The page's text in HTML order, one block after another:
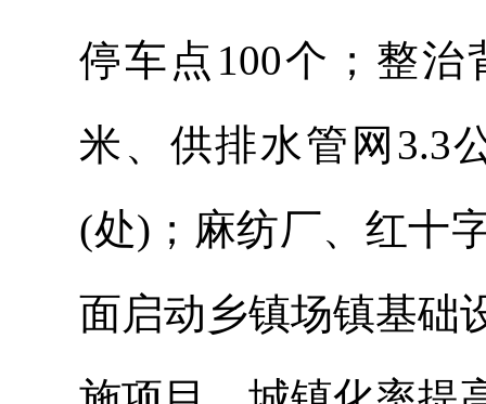
停车点100个；整
米、供排水管网3.3
(处)；麻纺厂、红十
面启动乡镇场镇基础